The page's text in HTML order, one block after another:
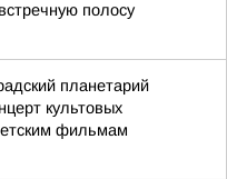
полосу
планетарий
культовых
фильмам